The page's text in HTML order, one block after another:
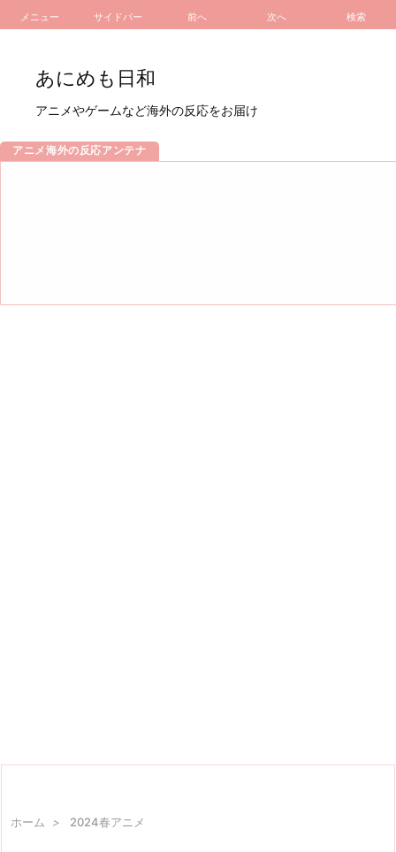
メニュー サイドバー 前へ 次へ 検索
あにめも日和
アニメやゲームなど海外の反応をお届け
アニメ海外の反応アンテナ
ホーム > 2024春アニメ